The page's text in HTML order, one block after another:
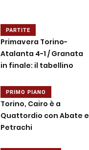
PARTITE
Primavera Torino-
Atalanta 4-1 / Granata
in finale: il tabellino
PRIMO PIANO
Torino, Cairo è a
Quattordio con Abate e
Petrachi